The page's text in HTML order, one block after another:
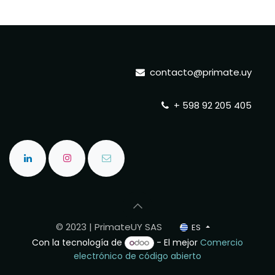
contacto@primate.uy
+ 598 92 205 405
© 2023 | PrimateUY SAS ES
Con la tecnología de - El mejorComercio
electrónico de código abierto